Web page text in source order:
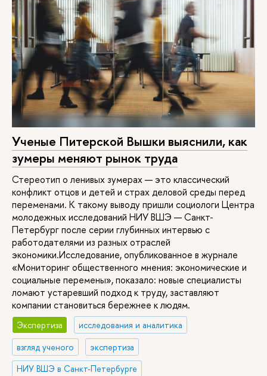
Ученые Питерской Вышки выяснили, как
зумеры меняют рынок труда
Стереотип о ленивых зумерах — это классический
конфликт отцов и детей и страх деловой среды перед
переменами. К такому выводу пришли социологи Центра
молодежных исследований НИУ ВШЭ — Санкт-
Петербург после серии глубинных интервью с
работодателями из разных отраслей
экономики.Исследование, опубликованное в журнале
«Мониторинг общественного мнения: экономические и
социальные перемены», показало: новые специалисты
ломают устаревший подход к труду, заставляют
компании становиться бережнее к людям.
Экспертиза
исследования и аналитика
взгляд ученого
экспертиза
НИУ ВШЭ в Санкт-Петербурге